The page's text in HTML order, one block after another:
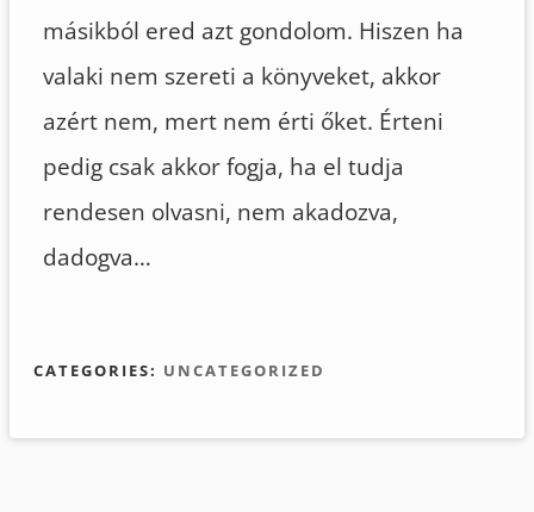
másikból ered azt gondolom. Hiszen ha
valaki nem szereti a könyveket, akkor
azért nem, mert nem érti őket. Érteni
pedig csak akkor fogja, ha el tudja
rendesen olvasni, nem akadozva,
dadogva…
CATEGORIES: UNCATEGORIZED